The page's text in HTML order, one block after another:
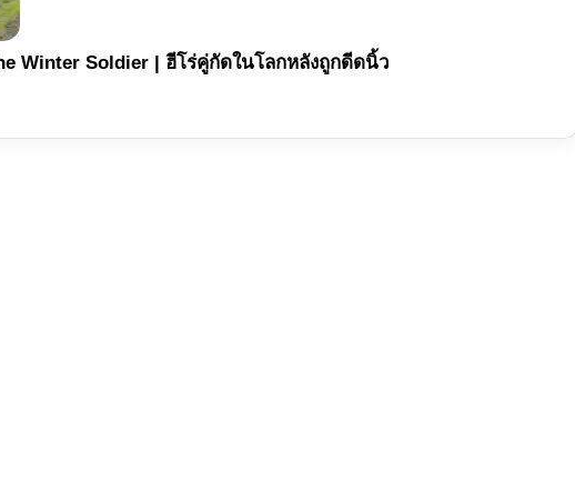
Winter Soldier | ฮีโร่คู่กัดในโลกหลังถูกดีดนิ้ว